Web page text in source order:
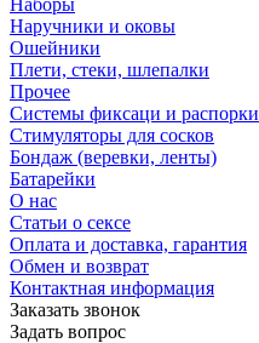
Наборы
Наручники и оковы
Ошейники
Плети, стеки, шлепалки
Прочее
Системы фиксаци и распорки
Стимуляторы для сосков
Бондаж (веревки, ленты)
Батарейки
О нас
Статьи о сексе
Оплата и доставка, гарантия
Обмен и возврат
Контактная информация
Заказать звонок
Задать вопрос